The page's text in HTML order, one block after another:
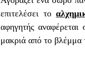
επιτελέσει το
αφηγητής αναφέρεται
μακριά από το βλέμμα